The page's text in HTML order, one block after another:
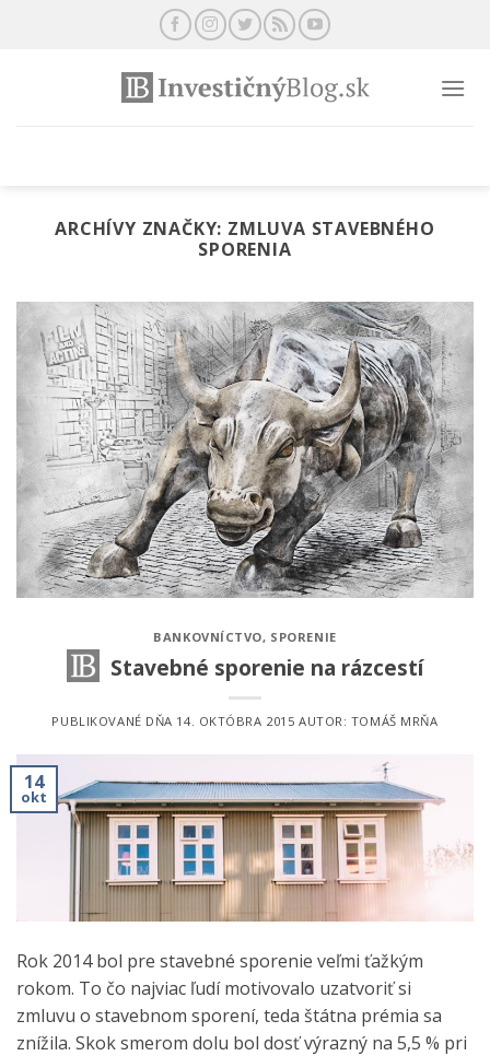
ARCHÍVY ZNAČKY: ZMLUVA STAVEBNÉHO
SPORENIA
BANKOVNÍCTVO, SPORENIE
Stavebné sporenie na rázcestí
PUBLIKOVANÉ DŇA 14. OKTÓBRA 2015 AUTOR: TOMÁŠ MRŇA
14
okt
Rok 2014 bol pre stavebné sporenie veľmi ťažkým
rokom. To čo najviac ľudí motivovalo uzatvoriť si
zmluvu o stavebnom sporení, teda štátna prémia sa
znížila. Skok smerom dolu bol dosť výrazný na 5,5 % pri